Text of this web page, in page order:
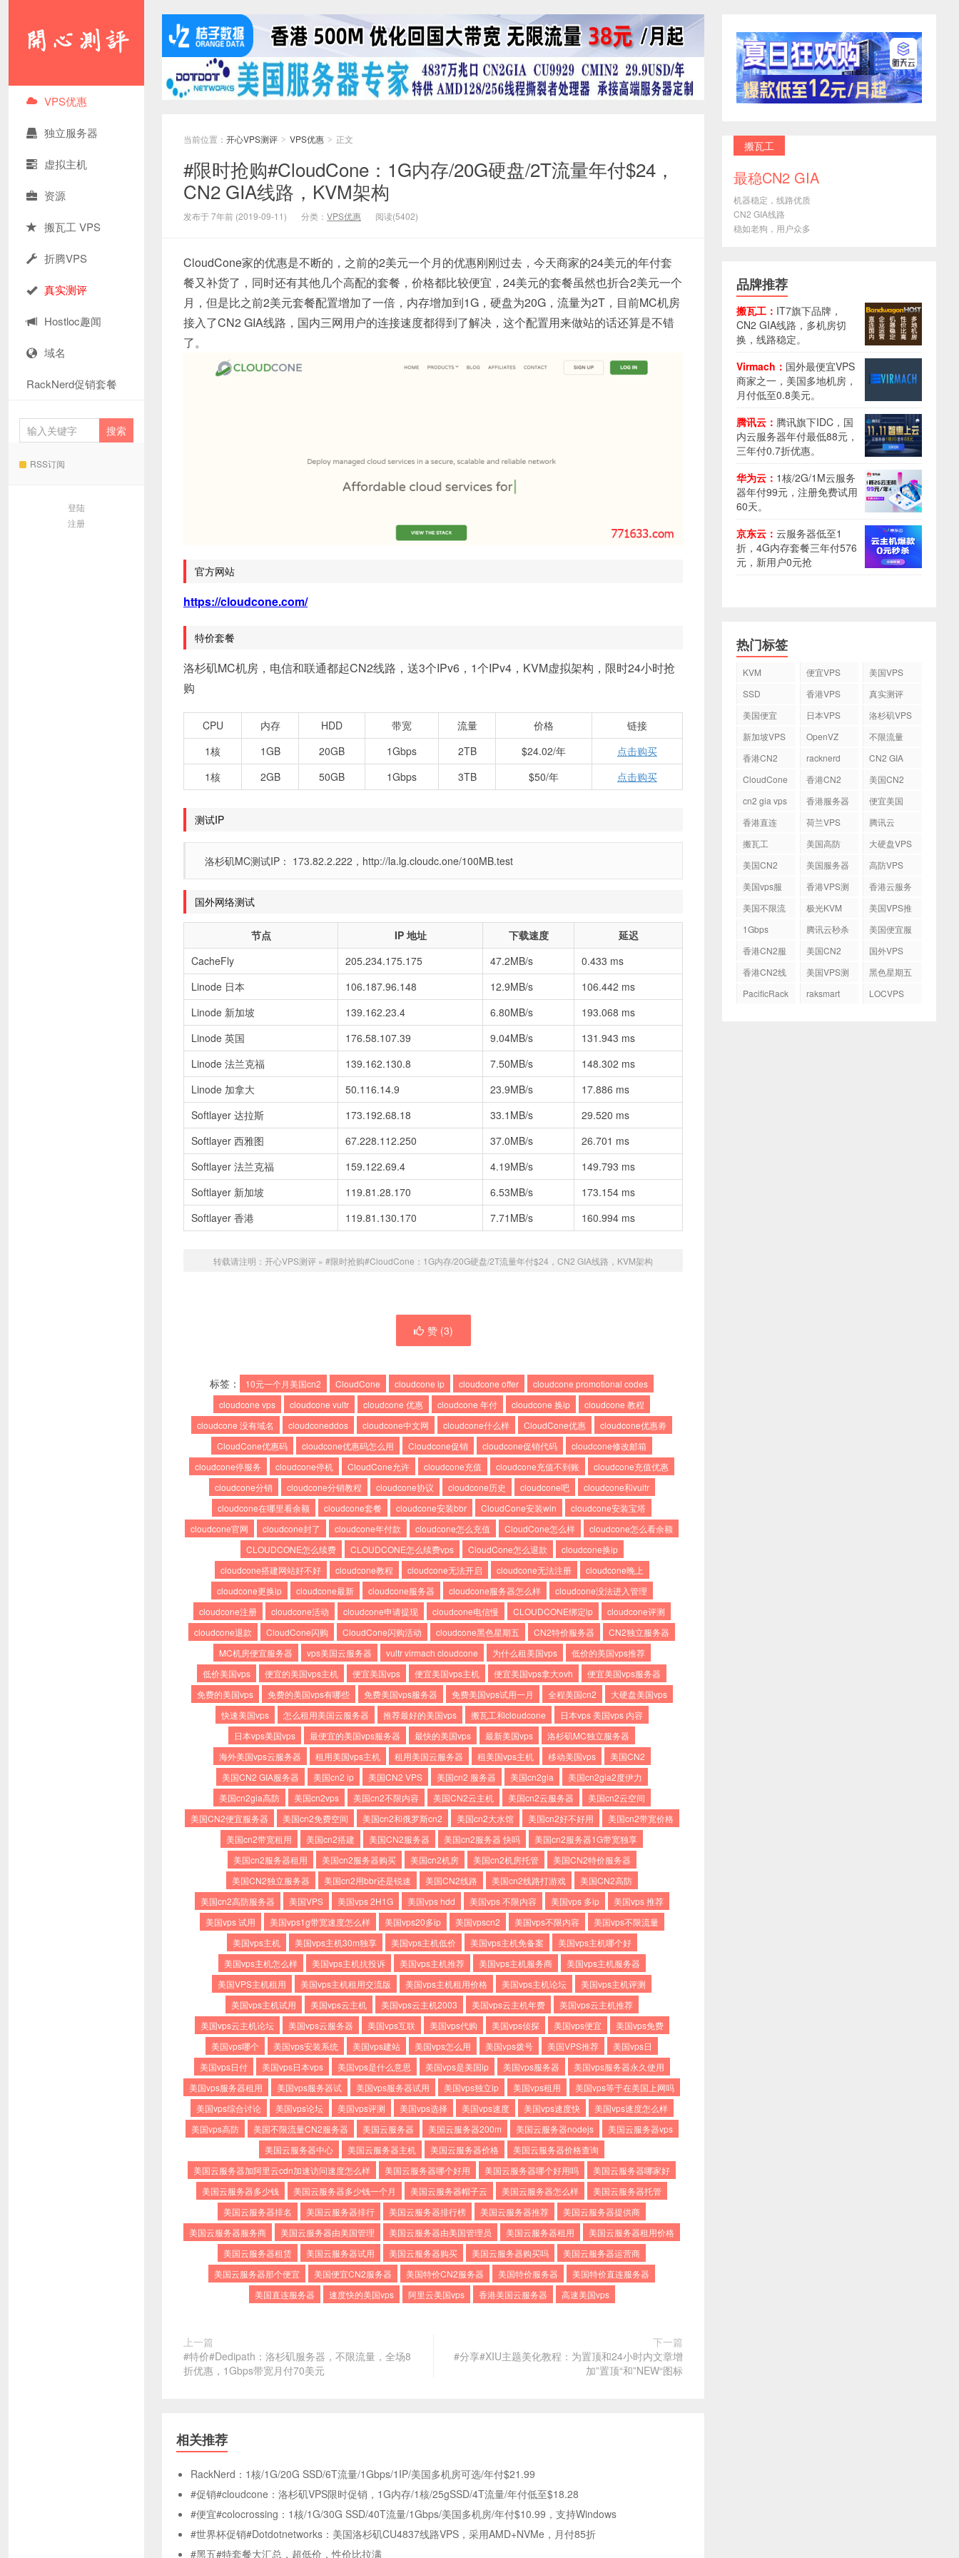
VPS优惠
独立服务器
虚拟主机
资源
搬瓦工 VPS
折腾VPS
真实测评
Hostloc趣闻
域名
RackNerd促销套餐
RSS订阅
登陆
注册
当前位置： 开心VPS测评 > VPS优惠 > 正文
#限时抢购#CloudCone：1G内存/20G硬盘/2T流量年付$24，
CN2 GIA线路，KVM架构
发布于 7年前 (2019-09-11) 分类： VPS优惠 阅读(5402)
CloudCone家的优惠是不断的，之前的2美元一个月的优惠刚刚过去，今天商家的24美元的年付套
餐又补货了，同时还有其他几个高配的套餐，价格都比较便宜，24美元的套餐虽然也折合2美元一个
月，但是比之前2美元套餐配置增加了一倍，内存增加到1G，硬盘为20G，流量为2T，目前MC机房
接入了CN2 GIA线路，国内三网用户的连接速度都得到了解决，这个配置用来做站的话还算是不错
了。
官方网站
https://cloudcone.com/
特价套餐
洛杉矶MC机房，电信和联通都起CN2线路，送3个IPv6，1个IPv4，KVM虚拟架构，限时24小时抢
购
CPU 内存 HDD 带宽 流量 价格
链接
1核
1GB 20GB 1Gbps 2TB $24.02/年
点击购买
1核
2GB 50GB 1Gbps 3TB $50/年 点击购买
测试IP
洛杉矶MC测试IP： 173.82.2.222，http://la.lg.cloudc.one/100MB.test
国外网络测试
节点 IP 地址 下载速度
延迟
CacheFly
205.234.175.175 47.2MB/s
0.433 ms
Linode 日本
106.187.96.148 12.9MB/s
106.442 ms
Linode 新加坡
139.162.23.4 6.80MB/s
193.068 ms
Linode 英国
176.58.107.39 9.04MB/s
131.943 ms
Linode 法兰克福
139.162.130.8 7.50MB/s
148.302 ms
Linode 加拿大
50.116.14.9 23.9MB/s
17.886 ms
Softlayer 达拉斯
173.192.68.18 33.1MB/s
29.520 ms
Softlayer 西雅图
67.228.112.250 37.0MB/s
26.701 ms
Softlayer 法兰克福
159.122.69.4 4.19MB/s
149.793 ms
Softlayer 新加坡
119.81.28.170 6.53MB/s
173.154 ms
Softlayer 香港
119.81.130.170 7.71MB/s 160.994 ms
转载请注明： 开心VPS测评 » #限时抢购#CloudCone：1G内存/20G硬盘/2T流量年付$24，CN2 GIA线路，KVM架构
赞 (3)
标签： 10元一个月美国cn2 CloudCone cloudcone ip cloudcone offer
cloudcone promotional codes
cloudcone vps
cloudcone vultr cloudcone 优惠 cloudcone 年付 cloudcone 换ip
cloudcone 教程
cloudcone 没有域名
cloudconeddos cloudcone中文网 cloudcone什么样 CloudCone优惠
cloudcone优惠劵
CloudCone优惠码
cloudcone优惠码怎么用 Cloudcone促销 cloudcone促销代码
cloudcone修改邮箱
cloudcone停服务
cloudcone停机 CloudCone允许 cloudcone充值 cloudcone充值不到账
cloudcone充值优惠
cloudcone分销
cloudcone分销教程 cloudcone协议 cloudcone历史 cloudcone吧
cloudcone和vultr
cloudcone在哪里看余额
cloudcone套餐 cloudcone安装bbr CloudCone安装win
cloudcone安装宝塔
cloudcone官网
cloudcone封了 cloudcone年付款 cloudcone怎么充值 CloudCone怎么样
cloudcone怎么看余额
CLOUDCONE怎么续费
CLOUDCONE怎么续费vps CloudCone怎么退款
cloudcone换ip
cloudcone搭建网站好不好
cloudcone教程 cloudcone无法开启 cloudcone无法注册
cloudcone晚上
cloudcone更换ip
cloudcone最新 cloudcone服务器 cloudcone服务器怎么样
cloudcone没法进入管理
cloudcone注册
cloudcone活动 cloudcone申请提现 cloudcone电信慢 CLOUDCONE绑定ip
cloudcone评测
cloudcone退款
CloudCone闪购 CloudCone闪购活动 cloudcone黑色星期五 CN2特价服务器
CN2独立服务器
MC机房便宜服务器
vps美国云服务器 vultr virmach cloudcone 为什么租美国vps
低价的美国vps推荐
低价美国vps
便宜的美国vps主机 便宜美国vps 便宜美国vps主机 便宜美国vps拿大ovh
便宜美国vps服务器
免费的美国vps
免费的美国vps有哪些 免费美国vps服务器 免费美国vps试用一月 全程美国cn2
大硬盘美国vps
快速美国vps
怎么租用美国云服务器 推荐最好的美国vps 搬瓦工和cloudcone
日本vps 美国vps 内容
日本vps美国vps
最便宜的美国vps服务器 最快的美国vps 最新美国vps
洛杉矶MC独立服务器
海外美国vps云服务器
租用美国vps主机 租用美国云服务器 租美国vps主机 移动美国vps
美国CN2
美国CN2 GIA服务器
美国cn2 ip 美国CN2 VPS 美国cn2 服务器 美国cn2gia
美国cn2gia2度伊力
美国cn2gia高防
美国cn2vps 美国cn2不限内容 美国CN2云主机 美国cn2云服务器
美国cn2云空间
美国CN2便宜服务器
美国cn2免费空间 美国cn2和俄罗斯cn2 美国cn2大水馆 美国cn2好不好用
美国cn2带宽价格
美国cn2带宽租用
美国cn2搭建 美国CN2服务器 美国cn2服务器 快吗
美国cn2服务器1G带宽独享
美国cn2服务器租用
美国cn2服务器购买 美国cn2机房 美国cn2机房托管
美国CN2特价服务器
美国CN2独立服务器
美国cn2用bbr还是锐速 美国CN2线路 美国cn2线路打游戏
美国CN2高防
美国cn2高防服务器
美国VPS 美国vps 2H1G 美国vps hdd 美国vps 不限内容 美国vps 多ip
美国vps 推荐
美国vps 试用
美国vps1g带宽速度怎么样 美国vps20多ip 美国vpscn2 美国vps不限内容
美国vps不限流量
美国vps主机
美国vps主机30m独享 美国vps主机低价 美国vps主机免备案
美国vps主机哪个好
美国vps主机怎么样
美国vps主机抗投诉 美国vps主机推荐 美国vps主机服务商
美国vps主机服务器
美国VPS主机租用
美国vps主机租用交流版 美国vps主机租用价格 美国vps主机论坛
美国vps主机评测
美国vps主机试用
美国vps云主机 美国vps云主机2003 美国vps云主机年费
美国vps云主机推荐
美国vps云主机论坛
美国vps云服务器 美国vps互联 美国vps代购 美国vps侦探 美国vps便宜
美国vps免费
美国vps哪个
美国vps安装系统 美国vps建站 美国vps怎么用 美国vps拨号 美国VPS推荐
美国vps日
美国vps日付
美国vps日本vps 美国vps是什么意思 美国vps是美国ip 美国vps服务器
美国vps服务器永久使用
美国vps服务器租用
美国vps服务器试 美国vps服务器试用 美国vps独立ip 美国vps租用
美国vps等于在美国上网吗
美国vps综合讨论
美国vps论坛 美国vps评测 美国vps选择 美国vps速度 美国vps速度快
美国vps速度怎么样
美国vps高防
美国不限流量CN2服务器 美国云服务器 美国云服务器200m 美国云服务器nodejs
美国云服务器vps
美国云服务器中心
美国云服务器主机 美国云服务器价格
美国云服务器价格查询
美国云服务器加阿里云cdn加速访问速度怎么样
美国云服务器哪个好用 美国云服务器哪个好用吗
美国云服务器哪家好
美国云服务器多少钱
美国云服务器多少钱一个月 美国云服务器帽子云 美国云服务器怎么样
美国云服务器托管
美国云服务器排名
美国云服务器排行 美国云服务器排行榜 美国云服务器推荐
美国云服务器提供商
美国云服务器服务商
美国云服务器由美国管理 美国云服务器由美国管理员 美国云服务器租用
美国云服务器租用价格
美国云服务器租赁
美国云服务器试用 美国云服务器购买 美国云服务器购买吗
美国云服务器运营商
美国云服务器那个便宜
美国便宜CN2服务器 美国特价CN2服务器 美国特价服务器
美国特价直连服务器
美国直连服务器
速度快的美国vps 阿里云美国vps 香港美国云服务器 高速美国vps
上一篇
#特价#Dedipath：洛杉矶服务器，不限流量，全场8
折优惠，1Gbps带宽月付70美元
下一篇
#分享#XIU主题美化教程：为置顶和24小时内文章增
加”置顶“和”NEW“图标
相关推荐
RackNerd：1核/1G/20G SSD/6T流量/1Gbps/1IP/美国多机房可选/年付$21.99
#促销#cloudcone：洛杉矶VPS限时促销，1G内存/1核/25gSSD/4T流量/年付低至$18.28
#便宜#colocrossing：1核/1G/30G SSD/40T流量/1Gbps/美国多机房/年付$10.99，支持Windows
#世界杯促销#Dotdotnetworks：美国洛杉矶CU4837线路VPS，采用AMD+NVMe，月付85折
#黑五#特套餐大汇总，超低价，性价比拉满
搬瓦工
最稳CN2 GIA
机器稳定，线路优质
CN2 GIA线路
稳如老狗，用户众多
品牌推荐
搬瓦工： IT7旗下品牌，
CN2 GIA线路，多机房切
换，线路稳定。
Virmach： 国外最便宜VPS
商家之一，美国多地机房，
月付低至0.8美元。
腾讯云： 腾讯旗下IDC，国
内云服务器年付最低88元，
三年付0.7折优惠。
华为云： 1核/2G/1M云服务
器年付99元，注册免费试用
60天。
京东云： 云服务器低至1
折，4G内存套餐三年付576
元，新用户0元抢
热门标签
KVM 便宜VPS
美国VPS
SSD
香港VPS
真实测评
美国便宜
日本VPS
洛杉矶VPS
新加坡VPS
OpenVZ
不限流量
香港CN2
racknerd
CN2 GIA
CloudCone
香港CN2
美国CN2
cn2 gia vps
香港服务器
便宜美国
香港直连
荷兰VPS
腾讯云
搬瓦工
美国高防
大硬盘VPS
美国CN2
美国服务器
高防VPS
美国vps服
香港VPS测
香港云服务
美国不限流
极光KVM
美国VPS推
1Gbps 腾讯云秒杀
美国便宜服
香港CN2服
美国CN2
国外VPS
香港CN2线
美国VPS测
黑色星期五
PacificRack
raksmart LOCVPS